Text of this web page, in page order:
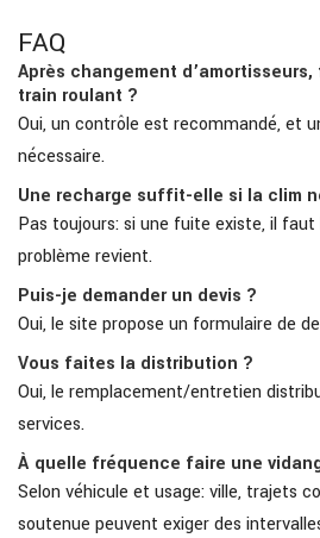
FAQ
Après changement
train roulant ?
Oui, un contrôle est recommandé, et
nécessaire.
Une recharge suffit-elle si la clim
Pas toujours: si une fuite existe, il
problème revient.
Puis-je demander un devis ?
Oui, le site propose un formulaire de
Vous faites la distribution ?
Oui, le remplacement/entretien
services.
À quelle fréquence faire une
Selon véhicule et usage: ville, trajets
soutenue peuvent exiger des